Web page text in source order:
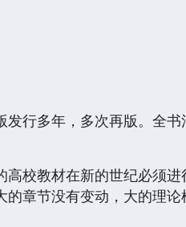
行多年，多次再版。全
校教材在新的世纪必须
章节没有变动，大的理